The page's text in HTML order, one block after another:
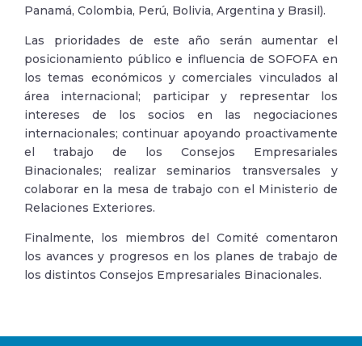
Panamá, Colombia, Perú, Bolivia, Argentina y Brasil).
Las prioridades de este año serán aumentar el
posicionamiento público e influencia de SOFOFA en
los temas económicos y comerciales vinculados al
área internacional; participar y representar los
intereses de los socios en las negociaciones
internacionales; continuar apoyando proactivamente
el trabajo de los Consejos Empresariales
Binacionales; realizar seminarios transversales y
colaborar en la mesa de trabajo con el Ministerio de
Relaciones Exteriores.
Finalmente, los miembros del Comité comentaron
los avances y progresos en los planes de trabajo de
los distintos Consejos Empresariales Binacionales.